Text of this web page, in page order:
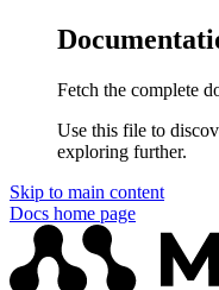
Fetch the complete
Use this file to
exploring further.
Skip to main content
Docs home page